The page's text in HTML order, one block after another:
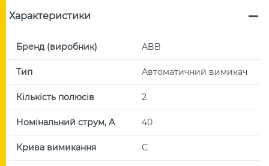
Характеристики
Бренд (виробник) ABB
Тип Автоматичний вимикач
Кількість полюсів 2
Номінальний струм, А 40
Крива вимикання C